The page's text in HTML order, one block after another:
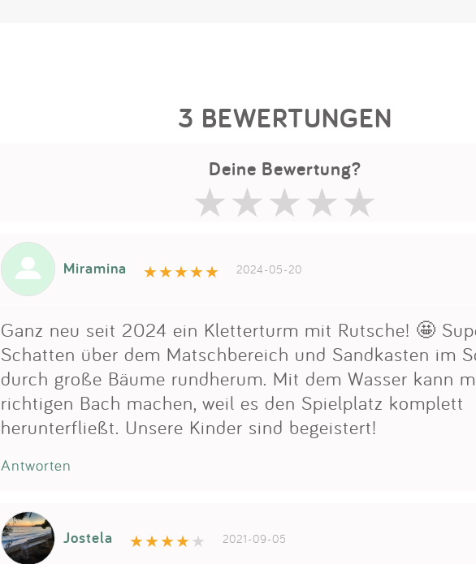
3 BEWERTUNGEN
Deine Bewertung?
Miramina 2024-05-20
Ganz neu seit 2024 ein Kletterturm mit Rutsche! 🤩
Schatten über dem Matschbereich und Sandkasten im
durch große Bäume rundherum. Mit dem Wasser kann
richtigen Bach machen, weil es den Spielplatz komplett
herunterfließt. Unsere Kinder sind begeistert!
Antworten
Jostela 2021-09-05